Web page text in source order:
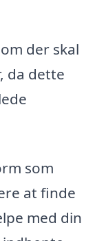
der skal
da dette
som
at finde
med din